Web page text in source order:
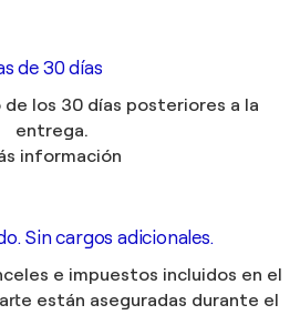
de 30 días
los 30 días posteriores a la
entrega.
información
Sin cargos adicionales.
e impuestos incluidos en el
están aseguradas durante el